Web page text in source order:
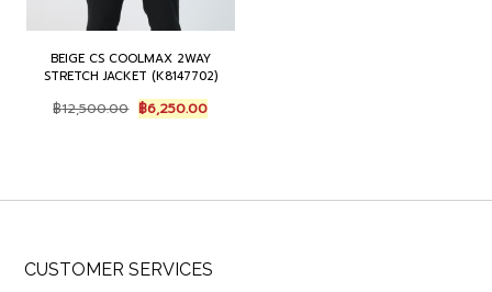
BEIGE CS COOLMAX 2WAY
STRETCH JACKET (K8147702)
฿12,500.00 Original
price
฿6,250.00Current
price
CUSTOMER SERVICES